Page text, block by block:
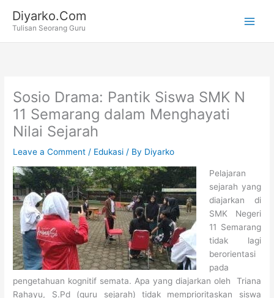
content
Diyarko.Com
Tulisan Seorang Guru
Sosio Drama: Pantik Siswa SMK N
11 Semarang dalam Menghayati
Nilai Sejarah
Leave a Comment / Edukasi / By Diyarko
Pelajaran
sejarah yang
diajarkan di
SMK Negeri
11 Semarang
tidak lagi
berorientasi
pada
pengetahuan kognitif semata. Apa yang diajarkan oleh Triana
Rahayu, S.Pd (guru sejarah) tidak memprioritaskan siswa